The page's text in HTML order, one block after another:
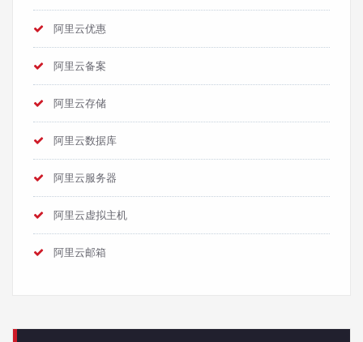
阿里云优惠
阿里云备案
阿里云存储
阿里云数据库
阿里云服务器
阿里云虚拟主机
阿里云邮箱